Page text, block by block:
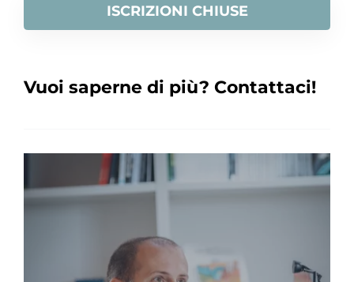
ISCRIZIONI CHIUSE
Vuoi saperne di più? Contattaci!